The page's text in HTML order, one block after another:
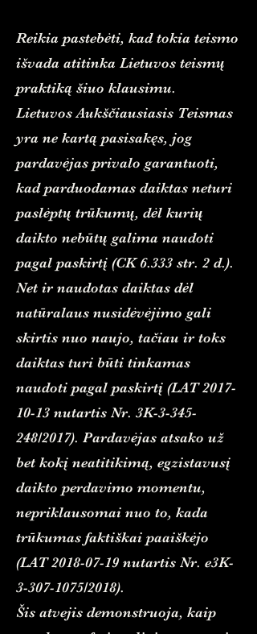
Reikia pastebėti, kad tokia teismo
išvada atitinka Lietuvos teismų
praktiką šiuo klausimu.
Lietuvos Aukščiausiasis Teismas
yra ne kartą pasisakęs, jog
pardavėjas privalo garantuoti,
kad parduodamas daiktas neturi
paslėptų trūkumų, dėl kurių
daikto nebūtų galima naudoti
pagal paskirtį (CK 6.333 str. 2 d.).
Net ir naudotas daiktas dėl
natūralaus nusidėvėjimo gali
skirtis nuo naujo, tačiau ir toks
daiktas turi būti tinkamas
naudoti pagal paskirtį (LAT2017-
10-13 nutartis Nr. 3K-3-345-
248/2017). Pardavėjas atsako už
bet kokį neatitikimą, egzistavusį
daikto perdavimo momentu,
nepriklausomai nuo to, kada
trūkumas faktiškai paaiškėjo
(LAT2018-07-19 nutartis Nr. e3K-
3-307-1075/2018).
Šis atvejis demonstruoja, kaip